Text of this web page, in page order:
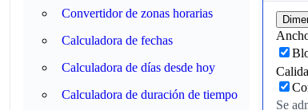
Convertidor de zonas horarias
Calculadora de fechas
Calculadora de días desde hoy
Calculadora de duración de tiempo
Se